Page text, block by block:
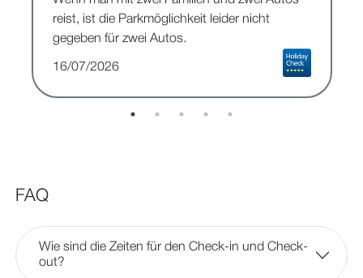
reist, ist die Parkmöglichkeit leider nicht
gegeben für zwei Autos.
16/07/2026
FAQ
Wie sind die Zeiten für den Check-in und Check-
out?